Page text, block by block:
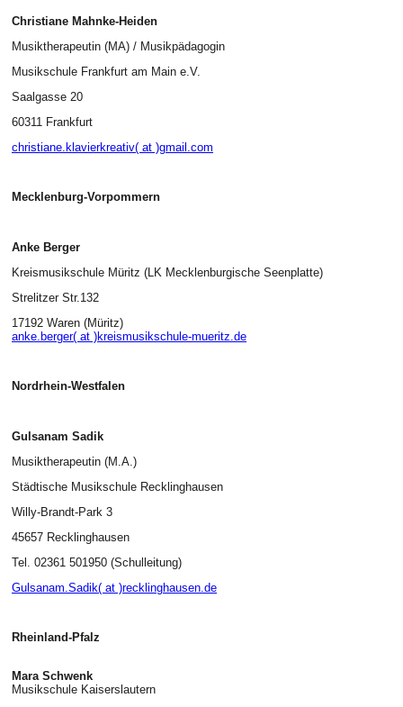
Christiane Mahnke-Heiden
Musiktherapeutin (MA) / Musikpädagogin
Musikschule Frankfurt am Main e.V.
Saalgasse 20
60311 Frankfurt
christiane.klavierkreativ( at )gmail.com
Mecklenburg-Vorpommern
Anke Berger
Kreismusikschule Müritz (LK Mecklenburgische Seenplatte)
Strelitzer Str.132
17192 Waren (Müritz)
anke.berger( at )kreismusikschule-mueritz.de
Nordrhein-Westfalen
Gulsanam Sadik
Musiktherapeutin (M.A.)
Städtische Musikschule Recklinghausen
Willy-Brandt-Park 3
45657 Recklinghausen
Tel. 02361 501950 (Schulleitung)
Gulsanam.Sadik( at )recklinghausen.de
Rheinland-Pfalz
Mara Schwenk
Musikschule Kaiserslautern